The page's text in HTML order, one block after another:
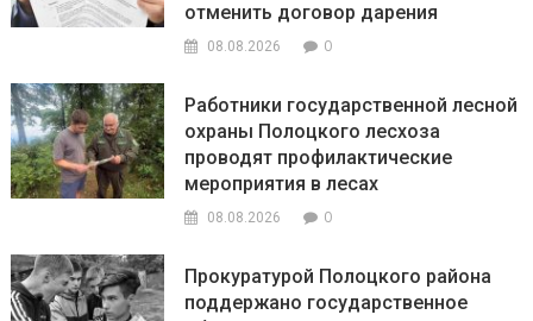
отменить договор дарения
08.08.2026 0
Работники государственной лесной
охраны Полоцкого лесхоза
проводят профилактические
мероприятия в лесах
08.08.2026 0
Прокуратурой Полоцкого района
поддержано государственное